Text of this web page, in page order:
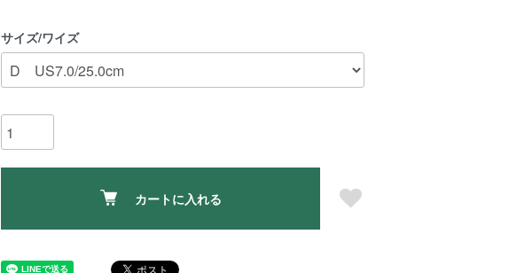
サイズ/ワイズ
カートに入れる